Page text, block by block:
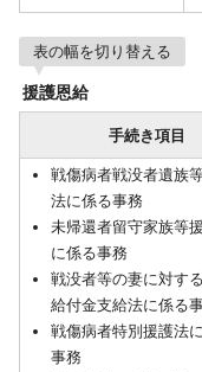
表の幅を切り替える
援護恩給
手続き項目
戦傷病者戦没者遺族
法に係る事務
未帰還者留守家族等
に係る事務
戦没者等の妻に対す
給付金支給法に係る
戦傷病者特別援護法
事務